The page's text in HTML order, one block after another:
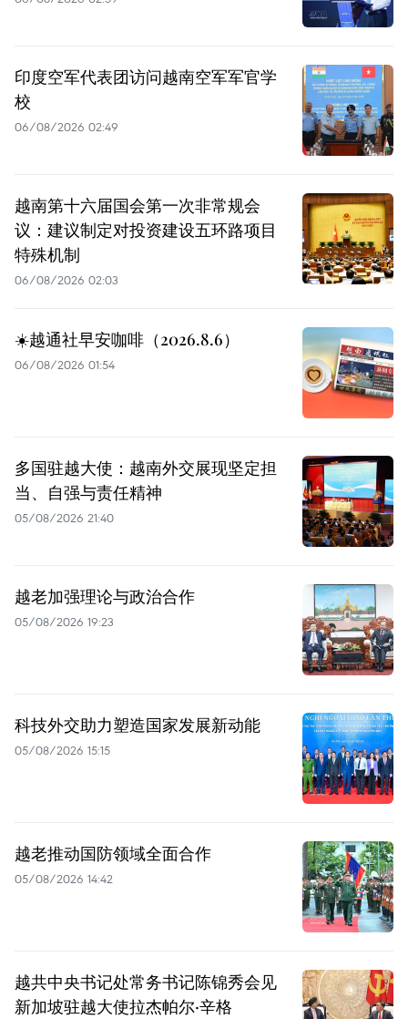
印度空军代表团访问越南空军军官学
校
06/08/2026 02:49
越南第十六届国会第一次非常规会
议：建议制定对投资建设五环路项目
特殊机制
06/08/2026 02:03
☀️越通社早安咖啡（2026.8.6）
06/08/2026 01:54
多国驻越大使：越南外交展现坚定担
当、自强与责任精神
05/08/2026 21:40
越老加强理论与政治合作
05/08/2026 19:23
科技外交助力塑造国家发展新动能
05/08/2026 15:15
越老推动国防领域全面合作
05/08/2026 14:42
越共中央书记处常务书记陈锦秀会见
新加坡驻越大使拉杰帕尔·辛格